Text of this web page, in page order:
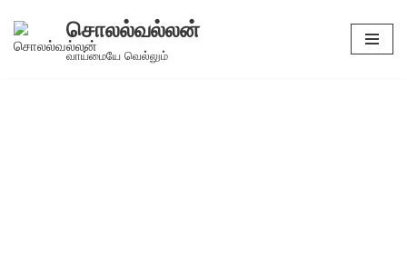
Skip
சொலல்வல்லன்
வாய்மையே வெல்லும்